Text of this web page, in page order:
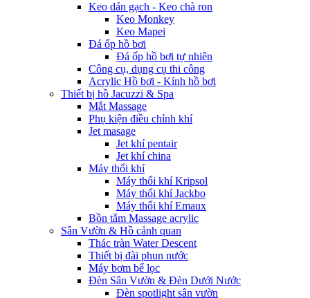
Keo dán gạch - Keo chà ron
Keo Monkey
Keo Mapei
Đá ốp hồ bơi
Đá ốp hồ bơi tự nhiên
Công cụ, dụng cụ thi công
Acrylic Hồ bơi - Kính hồ bơi
Thiết bị hồ Jacuzzi & Spa
Mắt Massage
Phụ kiện điều chỉnh khí
Jet masage
Jet khí pentair
Jet khí china
Máy thổi khí
Máy thổi khí Kripsol
Máy thổi khí Jackbo
Máy thổi khí Emaux
Bồn tắm Massage acrylic
Sân Vườn & Hồ cảnh quan
Thác tràn Water Descent
Thiết bị đài phun nước
Máy bơm bể lọc
Đèn Sân Vườn & Đèn Dưới Nước
Đèn spotlight sân vườn